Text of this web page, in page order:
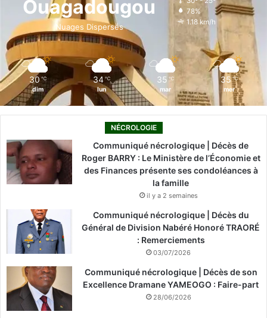
o
k
i
n
r
Ouagadougou
Nuages Dispersés
78%
1.18 km/h
30 ℃
dim
34 ℃
lun
35 ℃
mar
35 ℃
mer
NÉCROLOGIE
Communiqué nécrologique | Décès de
Roger BARRY : Le Ministère de l’Économie et
des Finances présente ses condoléances à
la famille
il y a 2 semaines
Communiqué nécrologique | Décès du
Général de Division Nabéré Honoré TRAORÉ
: Remerciements
03/07/2026
Communiqué nécrologique | Décès de son
Excellence Dramane YAMEOGO : Faire-part
28/06/2026